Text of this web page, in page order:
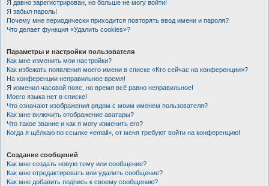
Я давно зарегистрирован, но больше не могу войти!
Я забыл пароль!
Почему мне периодически приходится повторять ввод имени и пароля?
Что делает функция «Удалить cookies»?
Параметры и настройки пользователя
Как мне изменить мои настройки?
Как избежать появления моего имени в списке «Кто сейчас на конференции»?
На конференции неправильное время!
Я изменил часовой пояс, но время всё равно неправильное!
Моего языка нет в списке!
Что означают изображения рядом с моим именем пользователя?
Как мне включить отображение аватары?
Что такое звание и как я могу изменить его?
Когда я щёлкаю по ссылке «email», от меня требуют войти на конференцию!
Создание сообщений
Как мне создать новую тему или сообщение?
Как мне отредактировать или удалить сообщение?
Как мне добавить подпись к своему сообщению?